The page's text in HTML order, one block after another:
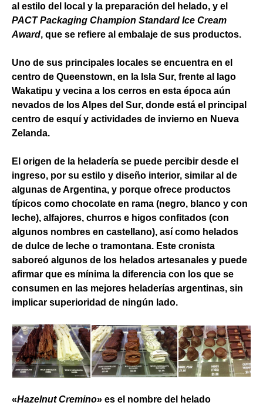
al estilo del local y la preparación del helado, y el
PACT Packaging Champion Standard Ice Cream
Award, que se refiere al embalaje de sus productos.
Uno de sus principales locales se encuentra en el
centro de Queenstown, en la Isla Sur, frente al lago
Wakatipu y vecina a los cerros en esta época aún
nevados de los Alpes del Sur, donde está el principal
centro de esquí y actividades de invierno en Nueva
Zelanda.
El origen de la heladería se puede percibir desde el
ingreso, por su estilo y diseño interior, similar al de
algunas de Argentina, y porque ofrece productos
típicos como chocolate en rama (negro, blanco y con
leche), alfajores, churros e higos confitados (con
algunos nombres en castellano), así como helados
de dulce de leche o tramontana. Este cronista
saboreó algunos de los helados artesanales y puede
afirmar que es mínima la diferencia con los que se
consumen en las mejores heladerías argentinas, sin
implicar superioridad de ningún lado.
«Hazelnut Cremino» es el nombre del helado